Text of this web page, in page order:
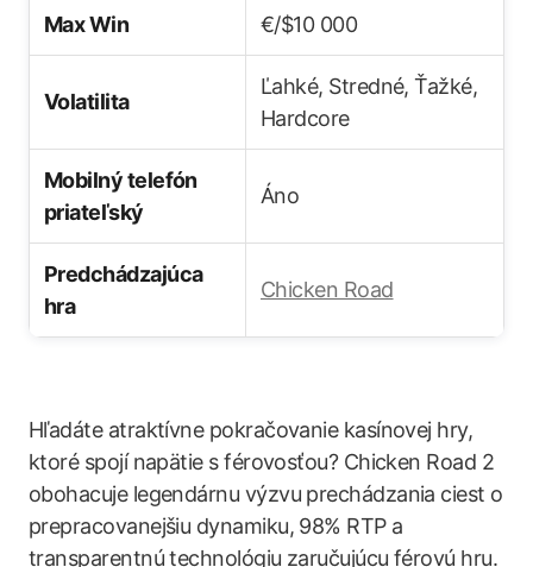
Max Win €/$10 000
Volatilita
Ľahké, Stredné, Ťažké,
Hardcore
Mobilný telefón
priateľský
Áno
Predchádzajúca
hra
Chicken Road
Hľadáte atraktívne pokračovanie kasínovej hry,
ktoré spojí napätie s férovosťou? Chicken Road 2
obohacuje legendárnu výzvu prechádzania ciest o
prepracovanejšiu dynamiku, 98% RTP a
transparentnú technológiu zaručujúcu férovú hru.